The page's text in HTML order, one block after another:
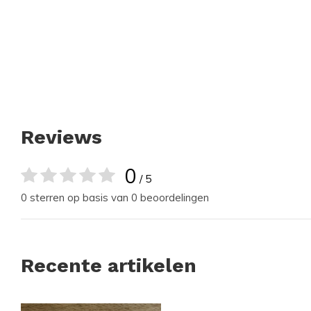
Reviews
0 / 5
0 sterren op basis van 0 beoordelingen
Recente artikelen